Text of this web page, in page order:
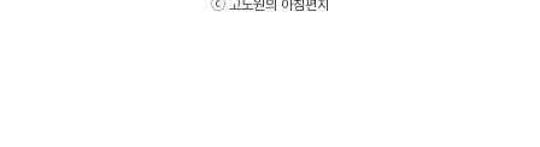
ⓒ 고도원의 아침편지